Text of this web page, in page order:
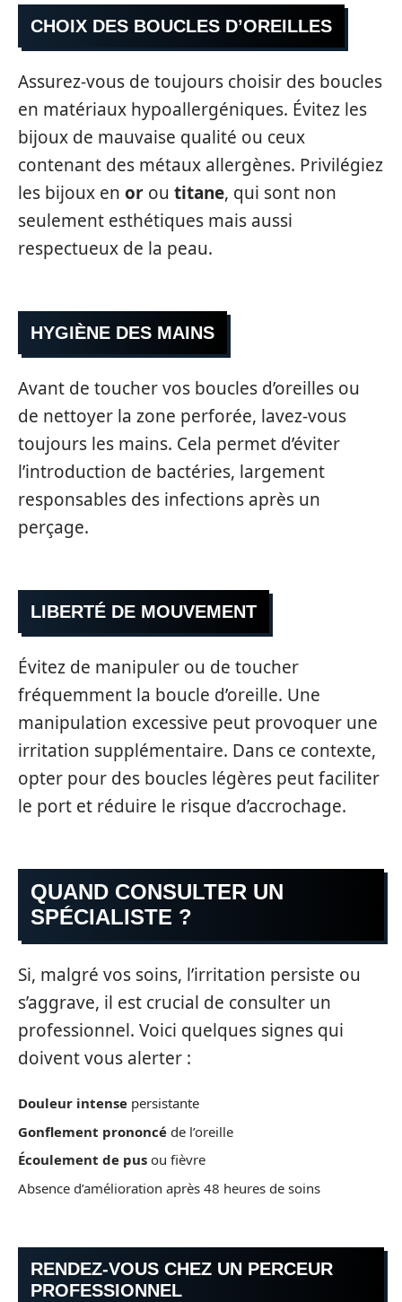
CHOIX DES BOUCLES D’OREILLES
Assurez-vous de toujours choisir des boucles
en matériaux hypoallergéniques. Évitez les
bijoux de mauvaise qualité ou ceux
contenant des métaux allergènes. Privilégiez
les bijoux en or ou titane, qui sont non
seulement esthétiques mais aussi
respectueux de la peau.
HYGIÈNE DES MAINS
Avant de toucher vos boucles d’oreilles ou
de nettoyer la zone perforée, lavez-vous
toujours les mains. Cela permet d’éviter
l’introduction de bactéries, largement
responsables des infections après un
perçage.
LIBERTÉ DE MOUVEMENT
Évitez de manipuler ou de toucher
fréquemment la boucle d’oreille. Une
manipulation excessive peut provoquer une
irritation supplémentaire. Dans ce contexte,
opter pour des boucles légères peut faciliter
le port et réduire le risque d’accrochage.
QUAND CONSULTER UN
SPÉCIALISTE ?
Si, malgré vos soins, l’irritation persiste ou
s’aggrave, il est crucial de consulter un
professionnel. Voici quelques signes qui
doivent vous alerter :
Douleur intense persistante
Gonflement prononcé de l’oreille
Écoulement de pus ou fièvre
Absence d’amélioration après 48 heures de soins
RENDEZ-VOUS CHEZ UN PERCEUR
PROFESSIONNEL